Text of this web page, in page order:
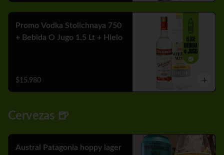
Promo Vodka Stolichnaya 750
+ Bebida O Jugo 1.5 Lt + Hielo
$15.980
Cervezas 🍺
Austral Patagonia hoppy lager